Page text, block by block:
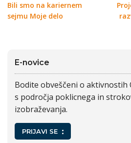
Bili smo na kariernem
sejmu Moje delo
E-novice
Bodite obveščeni o aktivnostih
s področja poklicnega in
izobraževanja.
PRIJAVI SE